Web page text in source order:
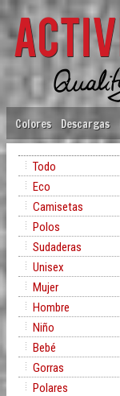
Colores Descargas
Todo
Eco
Camisetas
Polos
Sudaderas
Unisex
Mujer
Hombre
Niño
Bebé
Gorras
Polares